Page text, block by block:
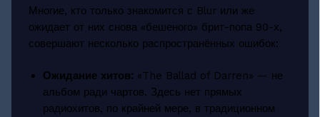
Многие, кто только знакомится с Blur или же
ожидает от них снова «бешеного» брит-попа 90-х,
совершают несколько распространённых ошибок:
Ожидание хитов: «The Ballad of Darren» — не
альбом ради чартов. Здесь нет прямых
радиохитов, по крайней мере, в традиционном